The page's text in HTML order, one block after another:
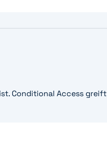
Conditional Access greift